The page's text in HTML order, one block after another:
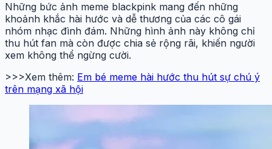
Những bức ảnh meme blackpink mang đến những
khoảnh khắc hài hước và dễ thương của các cô gái
nhóm nhạc đình đám. Những hình ảnh này không chỉ
thu hút fan mà còn được chia sẻ rộng rãi, khiến người
xem không thể ngừng cười.
>>>Xem thêm: Em bé meme hài hước thu hút sự chú ý
trên mạng xã hội